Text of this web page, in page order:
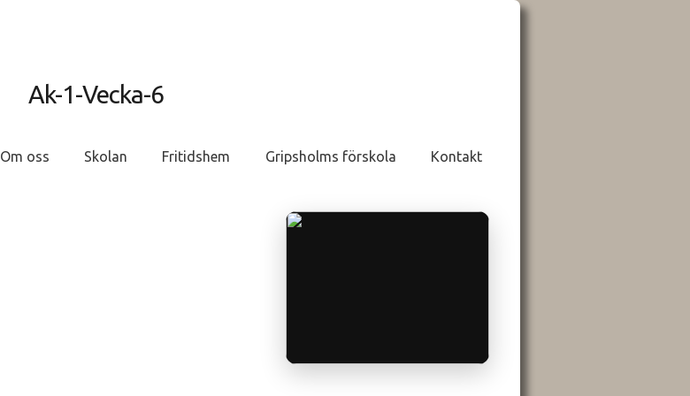
Om oss Skolan Fritidshem Gripsholms förskola Kontakt
Ak-1-Vecka-6